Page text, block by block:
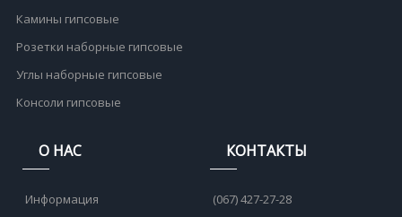
Камины гипсовые
Розетки наборные гипсовые
Углы наборные гипсовые
Консоли гипсовые
О НАС
Информация
КОНТАКТЫ
(067) 427-27-28